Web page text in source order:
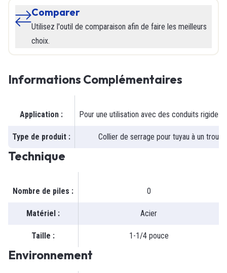
Comparer
Utilisez l'outil de comparaison afin de faire les meilleurs
choix.
Informations Complémentaires
Application : Pour une utilisation avec des conduits rigides/
Type de produit : Collier de serrage pour tuyau à un trou
Technique
Nombre de piles : 0
Matériel : Acier
Taille : 1-1/4 pouce
Environnement